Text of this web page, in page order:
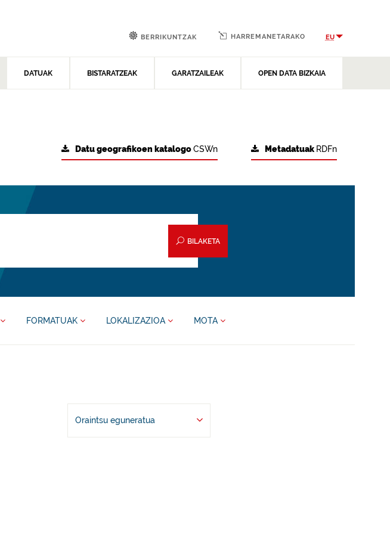
DATUAK BISTARATZEAK GARATZAILEAK OPEN DATA BIZKAIA
BERRIKUNTZAK HARREMANETARAKO EU
Metadatuak RDFn
Datu geografikoen katalogoCSWn
BILAKETA
FORMATUAK LOKALIZAZIOA MOTA
Oraintsu eguneratua